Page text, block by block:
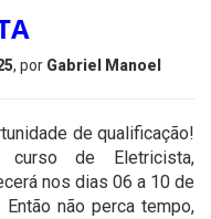
, por Gabriel Manoel
de qualificação!
de Eletricista,
nos dias 06 a 10 de
não perca tempo,